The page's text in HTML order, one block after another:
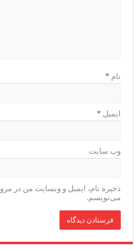
نام*
ایمیل*
وب‌ سایت
ذخیره نام، ایمیل و وبسایت من در
می‌نویسم.